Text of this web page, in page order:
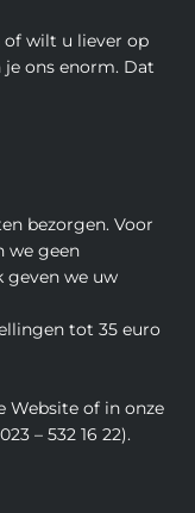
wilt u liever op
je ons enorm. Dat
bezorgen. Voor
we geen
geven we uw
tot 35 euro
Website of in onze
– 532 16 22).